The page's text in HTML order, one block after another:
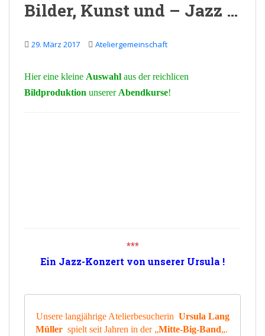
Bilder, Kunst und – Jazz …
29. März 2017 Ateliergemeinschaft
Hier eine kleine Auswahl aus der reichlicen
Bildproduktion unserer Abendkurse!
***
Ein Jazz-Konzert von unserer Ursula !
Unsere langjährige Atelierbesucherin Ursula Lang
Müllerspielt seit Jahren in der „Mitte-Big-Band„.